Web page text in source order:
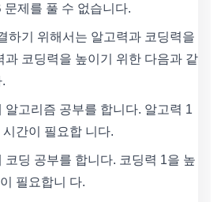
제를 풀 수 없습니다.
하기 위해서는 알고력과 코딩력을
과 코딩력을 높이기 위한 다음과 같
알고리즘 공부를 합니다. 알고력 1
간이 필요합 니다.
코딩 공부를 합니다. 코딩력 1을 높
필요합니 다.